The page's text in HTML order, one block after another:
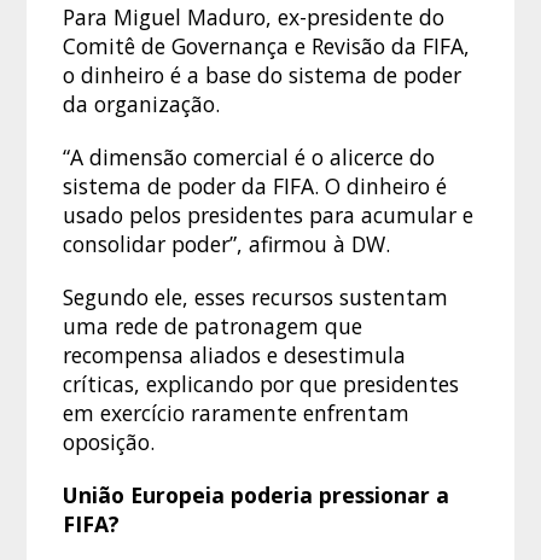
Para Miguel Maduro, ex-presidente do
Comitê de Governança e Revisão da FIFA,
o dinheiro é a base do sistema de poder
da organização.
“A dimensão comercial é o alicerce do
sistema de poder da FIFA. O dinheiro é
usado pelos presidentes para acumular e
consolidar poder”, afirmou à DW.
Segundo ele, esses recursos sustentam
uma rede de patronagem que
recompensa aliados e desestimula
críticas, explicando por que presidentes
em exercício raramente enfrentam
oposição.
União Europeia poderia pressionar a
FIFA?